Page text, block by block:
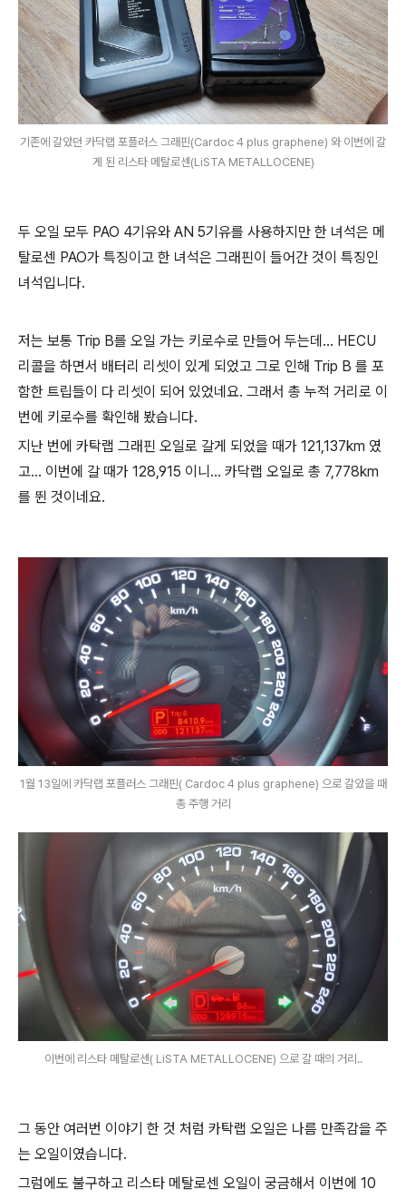
기존에 갈았던 카닥랩 포플러스 그래핀(Cardoc 4 plus graphene) 와 이번에 갈
게 된 리스타 메탈로센(LiSTA METALLOCENE)
두 오일 모두 PAO 4기유와 AN 5기유를 사용하지만 한 녀석은 메
탈로센 PAO가 특징이고 한 녀석은 그래핀이 들어간 것이 특징인
녀석입니다.
저는 보통 Trip B를 오일 가는 키로수로 만들어 두는데... HECU
리콜을 하면서 배터리 리셋이 있게 되었고 그로 인해 Trip B 를 포
함한 트립들이 다 리셋이 되어 있었네요. 그래서 총 누적 거리로 이
번에 키로수를 확인해 봤습니다.
지난 번에 카탁랩 그래핀 오일로 갈게 되었을 때가 121,137km 였
고... 이번에 갈 때가 128,915 이니... 카닥랩 오일로 총 7,778km
를 뛴 것이네요.
1월 13일에 카닥랩 포플러스 그래핀( Cardoc 4 plus graphene) 으로 갈았을 때
총 주행 거리
이번에 리스타 메탈로센( LiSTA METALLOCENE) 으로 갈 때의 거리..
그 동안 여러번 이야기 한 것 처럼 카탁랩 오일은 나름 만족감을 주
는 오일이였습니다.
그럼에도 불구하고 리스타 메탈로센 오일이 궁금해서 이번에 10